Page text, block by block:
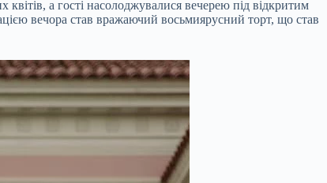
а гості насолоджувалися вечерею під відкритим
вечора став вражаючий восьмиярусний торт, що став